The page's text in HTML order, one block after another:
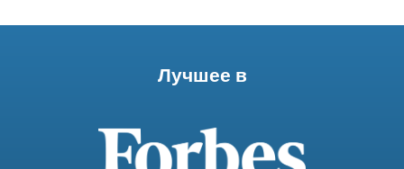
Лучшее в